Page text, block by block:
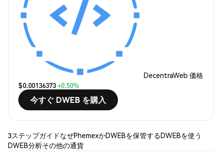
DecentraWeb 価格
$0.00136373+0.50%
今すぐ DWEB を購入
3ステップガイドなぜPhemexかDWEBを保管するDWEBを使う
DWEB分析その他の通貨